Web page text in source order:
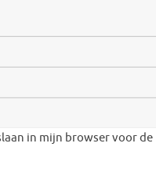
in mijn browser voor de